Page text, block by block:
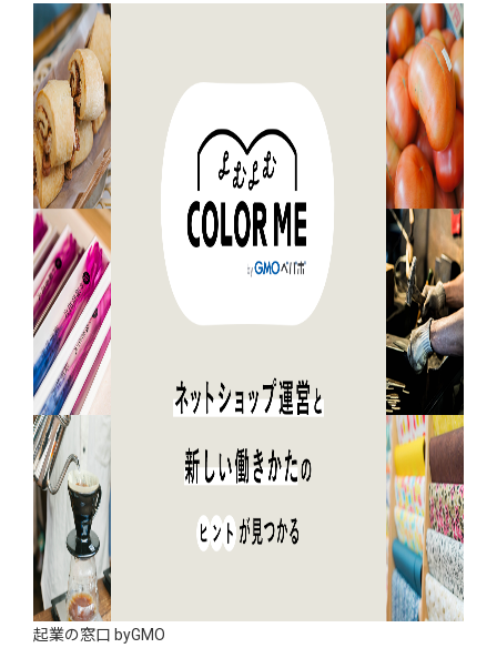
起業の窓口 byGMO